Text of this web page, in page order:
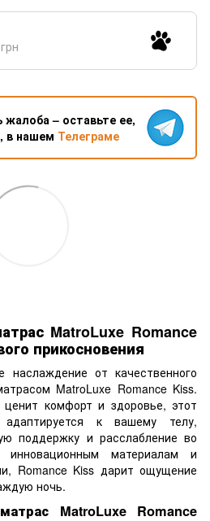
жалоба – оставьте ее,
в нашем Телеграме
MatroLuxe Romance
прикосновения
наслаждение от качественного
MatroLuxe Romance Kiss.
комфорт и здоровье, этот
к вашему телу,
поддержку и расслабление во
материалам и
Romance Kiss дарит ощущение
ночь.
MatroLuxe Romance